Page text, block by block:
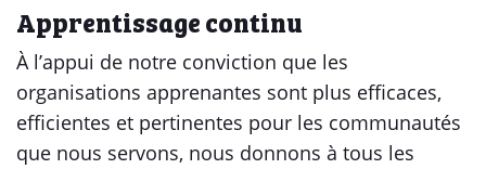
Apprentissage continu
À l’appui de notre conviction que les
organisations apprenantes sont plus efficaces,
efficientes et pertinentes pour les communautés
que nous servons, nous donnons à tous les